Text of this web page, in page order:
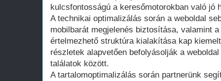
kulcsfontosságú a keresőmotorokban való jó
A technikai optimalizálás során a weboldal
mobilbarát megjelenés biztosítása, valamint
értelmezhető struktúra kialakítása kap
részletek alapvetően befolyásolják a
találatok között.
A tartalomoptimalizálás során partnerünk